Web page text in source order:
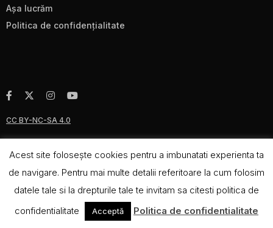
Aşa lucrăm
Politica de confidenţialitate
CC BY-NC-SA 4.0
Acest site foloseşte cookies pentru a imbunatati experienta ta
de navigare. Pentru mai multe detalii referitoare la cum folosim
datele tale si la drepturile tale te invitam sa citesti politica de
confidentialitate
Acceptă Politica de confidentialitate